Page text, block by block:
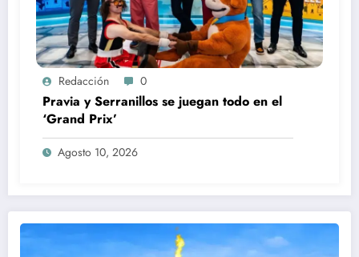
Redacción 0
Pravia y Serranillos se juegan todo en el
‘Grand Prix’
Agosto 10, 2026